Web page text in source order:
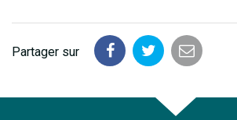
Partager sur
Partager
Facebook
Partager
Twitter
Partager
email